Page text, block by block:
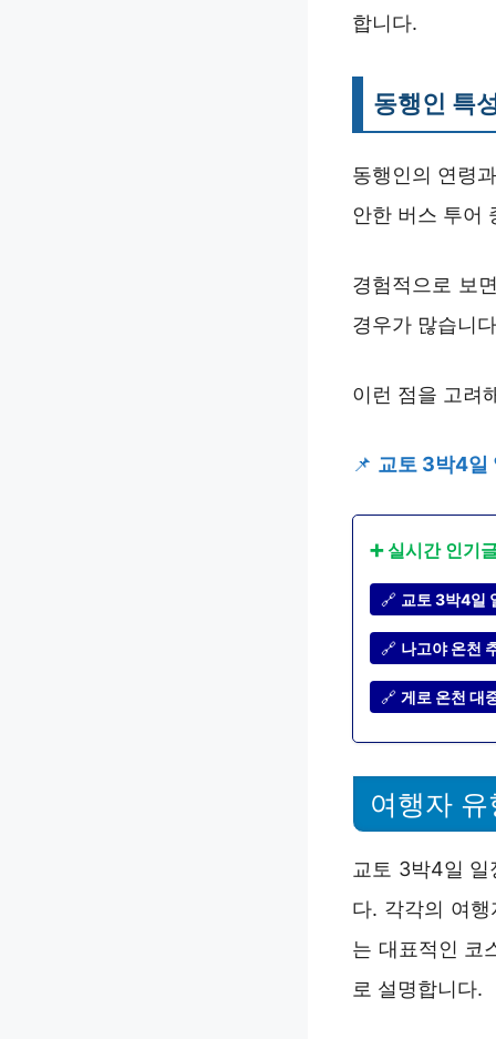
합니다.
동행인 특
동행인의 연령
안한 버스 투어
경험적으로 보
경우가 많습니
이런 점을 고려
📌 교토 3박4일
➕ 실시간 인기
🔗 교토 3박4일
🔗 나고야 온천
🔗 게로 온천 대
여행자
교토 3박4일 일
다. 각각의 여
는 대표적인 코
로 설명합니다.